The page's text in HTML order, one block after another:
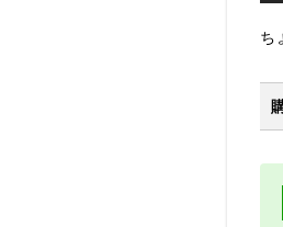
ち